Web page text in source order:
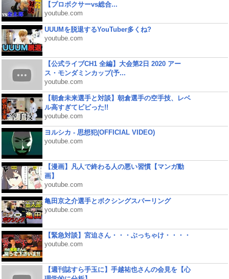
【プロボクサーvs総合...
youtube.com
UUUMを脱退するYouTuber多くね?
youtube.com
【公式ライブCH1 全編】大会第2日 2020 アー
ス・モンダミンカップ(予...
youtube.com
【朝倉未来選手と対談】朝倉選手の空手技、レベ
ル高すぎてビビった!!
youtube.com
ヨルシカ - 思想犯(OFFICIAL VIDEO)
youtube.com
【漫画】凡人で終わる人の悪い習慣【マンガ動
画】
youtube.com
亀田京之介選手とボクシングスパーリング
youtube.com
【緊急対談】宮迫さん・・・ぶっちゃけ・・・・
youtube.com
【週刊誌すら手玉に】手越祐也さんの会見を【心